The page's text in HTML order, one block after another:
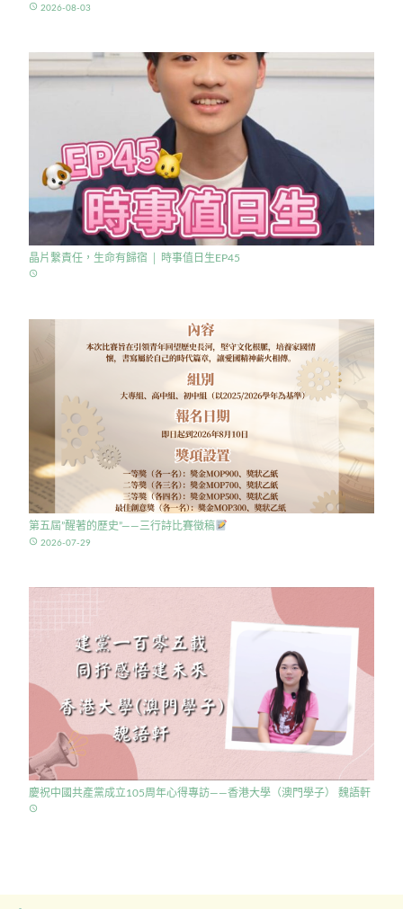
access_time 2026-08-03
晶片繫責任，生命有歸宿 │ 時事值日生EP45
access_time
第五屆”醒著的歷史”——三行詩比賽徵稿
access_time 2026-07-29
慶祝中國共產黨成立105周年心得專訪——香港大學（澳門學子） 魏語軒
access_time